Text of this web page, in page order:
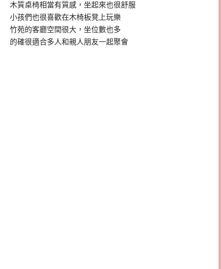
木質桌椅相當有質感，坐起來也很舒服
小孩們也很喜歡在木椅板凳上玩樂
竹苑的客廳空間很大，坐位數也多
的確很適合多人和親人朋友一起聚會